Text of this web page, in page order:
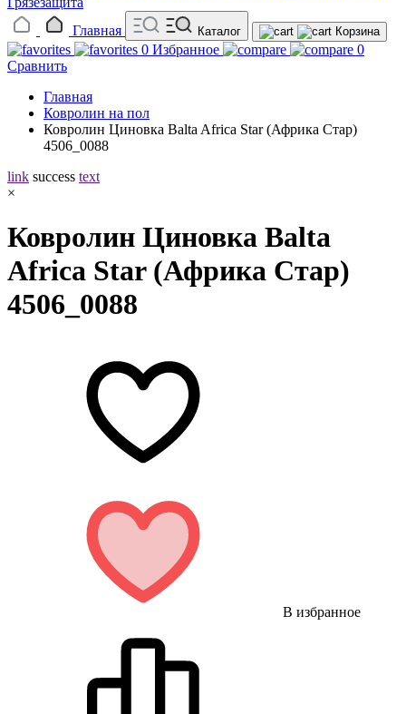
Главная
Каталог Корзина
0 Избранное
0
Сравнить
Главная
Ковролин на пол
Ковролин Циновка Balta Africa Star (Африка Стар)
4506_0088
link success text
×
Ковролин Циновка Balta
Africa Star (Африка Стар)
4506_0088
В избранное